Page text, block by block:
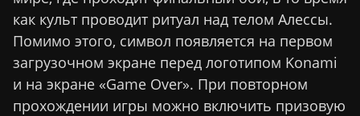
как культ проводит ритуал над телом Алессы.
Помимо этого, символ появляется на первом
загрузочном экране перед логотипом Konami
и на экране «Game Over». При повторном
прохождении игры можно включить призовую